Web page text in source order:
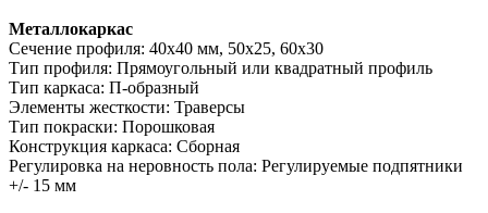
Металлокаркас
Сечение профиля: 40х40 мм, 50х25, 60х30
Тип профиля: Прямоугольный или квадратный профиль
Тип каркаса: П-образный
Элементы жесткости: Траверсы
Тип покраски: Порошковая
Конструкция каркаса: Сборная
Регулировка на неровность пола: Регулируемые подпятники
+/- 15 мм